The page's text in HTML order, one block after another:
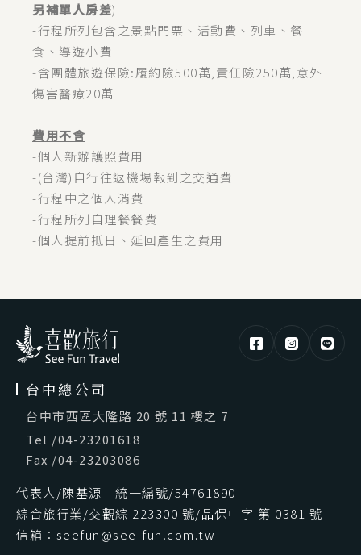
另補單人房差)
-行程所列包含之景點門票、活動費、列車、餐
食、導遊小費
-含團體旅遊保險:履約險500萬,責任險250萬,意外
傷害醫療20萬
費用不含
-個人新辦護照費用
-(台灣)自行往返機場報到之交通費
-行程中之個人消費
-行程所列自理餐餐費
-個人提前抵日、延回產生之費用
台中總公司
台中市西區大隆路 20 號 11 樓之 7
Tel /04-23201618
Fax /04-23203086
代表人/陳基源 統一編號/54761890
綜合旅行業/交觀綜 223300 號/品保中字 第 0381 號
信箱：seefun@see-fun.com.tw